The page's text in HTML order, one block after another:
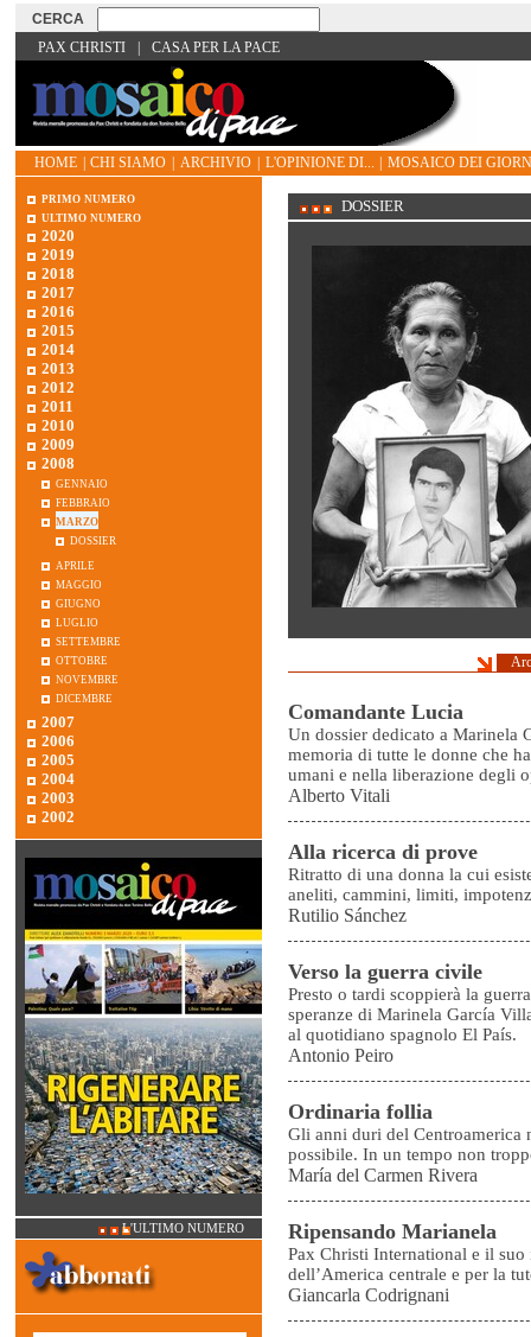
PAX CHRISTI CASA PER LA PACE
HOME CHI SIAMO ARCHIVIO L'OPINIONE DI... MOSAICO DEI
DOSSIER
Comandante Lucia
Un dossier dedicato a Marinela
memoria di tutte le donne che
umani e nella liberazione degli
Alberto Vitali
Alla ricerca di prove
Ritratto di una donna la cui
aneliti, cammini, limiti,
Rutilio Sánchez
Verso la guerra civile
Presto o tardi scoppierà la
speranze di Marinela García
al quotidiano spagnolo El País.
Antonio Peiro
Ordinaria follia
Gli anni duri del Centroamerica
possibile. In un tempo non
María del Carmen Rivera
Ripensando Marianela
Pax Christi International e il
dell’America centrale e per la
Giancarla Codrignani
primo numero
ultimo numero
2020
2019
2018
2017
2016
2015
2014
2013
2012
2011
2010
2009
2008
gennaio
febbraio
marzo
dossier
aprile
maggio
giugno
luglio
settembre
ottobre
novembre
dicembre
2007
2006
2005
2004
2003
2002
L'ULTIMO NUMERO